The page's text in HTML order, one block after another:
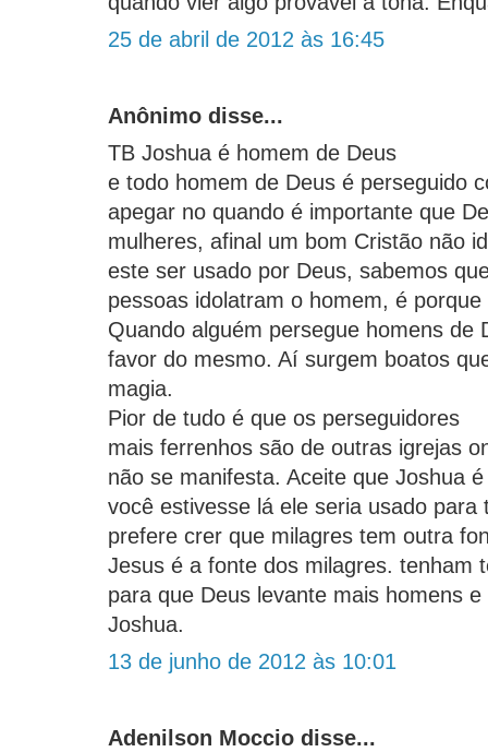
25 de abril de 2012 às 16:45
Anônimo disse...
TB Joshua é homem de Deus
e todo homem de Deus é perseguido
apegar no quando é importante que
mulheres, afinal um bom Cristão não
este ser usado por Deus, sabemos
pessoas idolatram o homem, é
Quando alguém persegue homens de
favor do mesmo. Aí surgem boatos
magia.
Pior de tudo é que os perseguidores
mais ferrenhos são de outras igrejas
não se manifesta. Aceite que Joshua
você estivesse lá ele seria usado para
prefere crer que milagres tem outra
Jesus é a fonte dos milagres. tenham
para que Deus levante mais homens
Joshua.
13 de junho de 2012 às 10:01
Adenilson Moccio disse...